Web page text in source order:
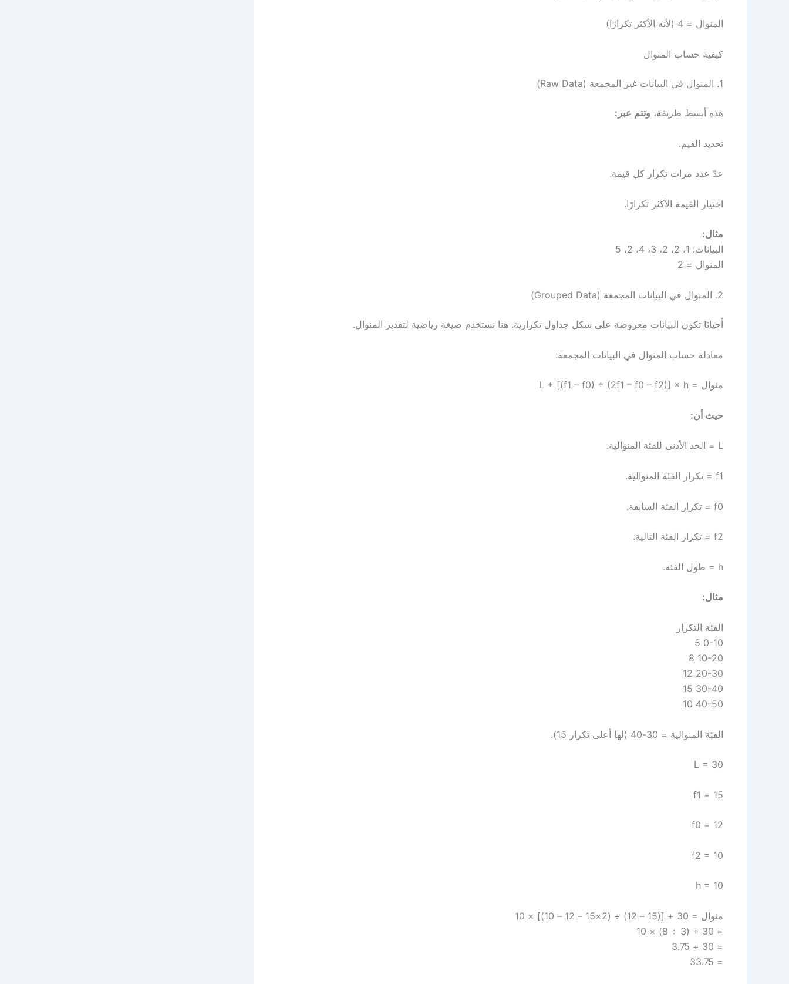
المنوال = 4 (لأنه الأكثر تكرارًا)
كيفية حساب المنوال
1. المنوال في البيانات غير المجمعة (Raw Data)
هذه أبسط طريقة، وتتم عبر:
تحديد القيم.
عدّ عدد مرات تكرار كل قيمة.
اختيار القيمة الأكثر تكرارًا.
مثال:
البيانات: 1، 2، 2، 3، 4، 2، 5
المنوال = 2
2. المنوال في البيانات المجمعة (Grouped Data)
أحيانًا تكون البيانات معروضة على شكل جداول تكرارية. هنا نستخدم صيغة رياضية لتقدير المنوال.
معادلة حساب المنوال في البيانات المجمعة:
منوال = L + [(f1 – f0) ÷ (2f1 – f0 – f2)] × h
حيث أن:
L = الحد الأدنى للفئة المنوالية.
f1 = تكرار الفئة المنوالية.
f0 = تكرار الفئة السابقة.
f2 = تكرار الفئة التالية.
h = طول الفئة.
مثال:
الفئة التكرار
0-10 5
10-20 8
20-30 12
30-40 15
40-50 10
الفئة المنوالية = 30-40 (لها أعلى تكرار 15).
L = 30
f1 = 15
f0 = 12
f2 = 10
h = 10
منوال = 30 + [(15 – 12) ÷ (2×15 – 12 – 10)] × 10
= 30 + (3 ÷ 8) × 10
= 30 + 3.75
= 33.75